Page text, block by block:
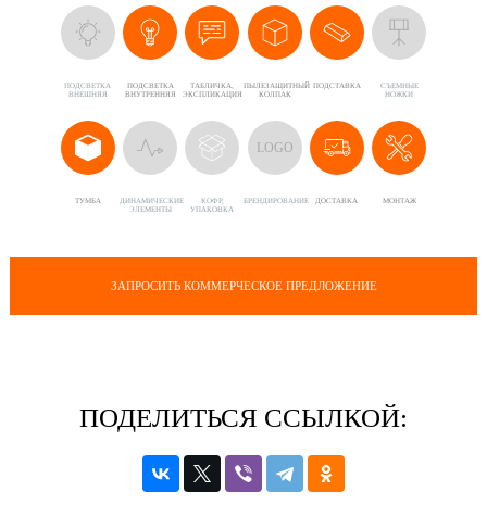
ПОДСВЕТКА
ВНЕШНЯЯ
ПОДСВЕТКА
ВНУТРЕННЯЯ
ТАБЛИЧКА,
ЭКСПЛИКАЦИЯ
ПЫЛЕЗАЩИТНЫЙ
КОЛПАК
ПОДСТАВКА
CЪЕМНЫЕ
НОЖКИ
ТУМБА
ДИНАМИЧЕСКИЕ
ЭЛЕМЕНТЫ
КОФР,
УПАКОВКА
LOGO
БРЕНДИРОВАНИЕ ДОСТАВКА МОНТАЖ
ЗАПРОСИТЬ КОММЕРЧЕСКОЕ ПРЕДЛОЖЕНИЕ
ПОДЕЛИТЬСЯ ССЫЛКОЙ: